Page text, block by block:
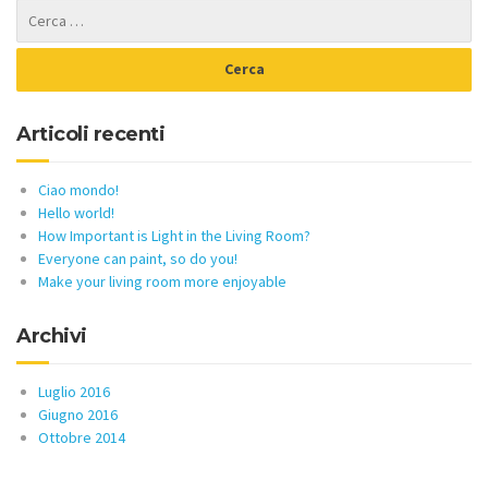
Articoli recenti
Ciao mondo!
Hello world!
How Important is Light in the Living Room?
Everyone can paint, so do you!
Make your living room more enjoyable
Archivi
Luglio 2016
Giugno 2016
Ottobre 2014